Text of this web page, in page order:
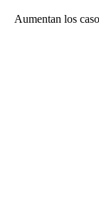
Aumentan los